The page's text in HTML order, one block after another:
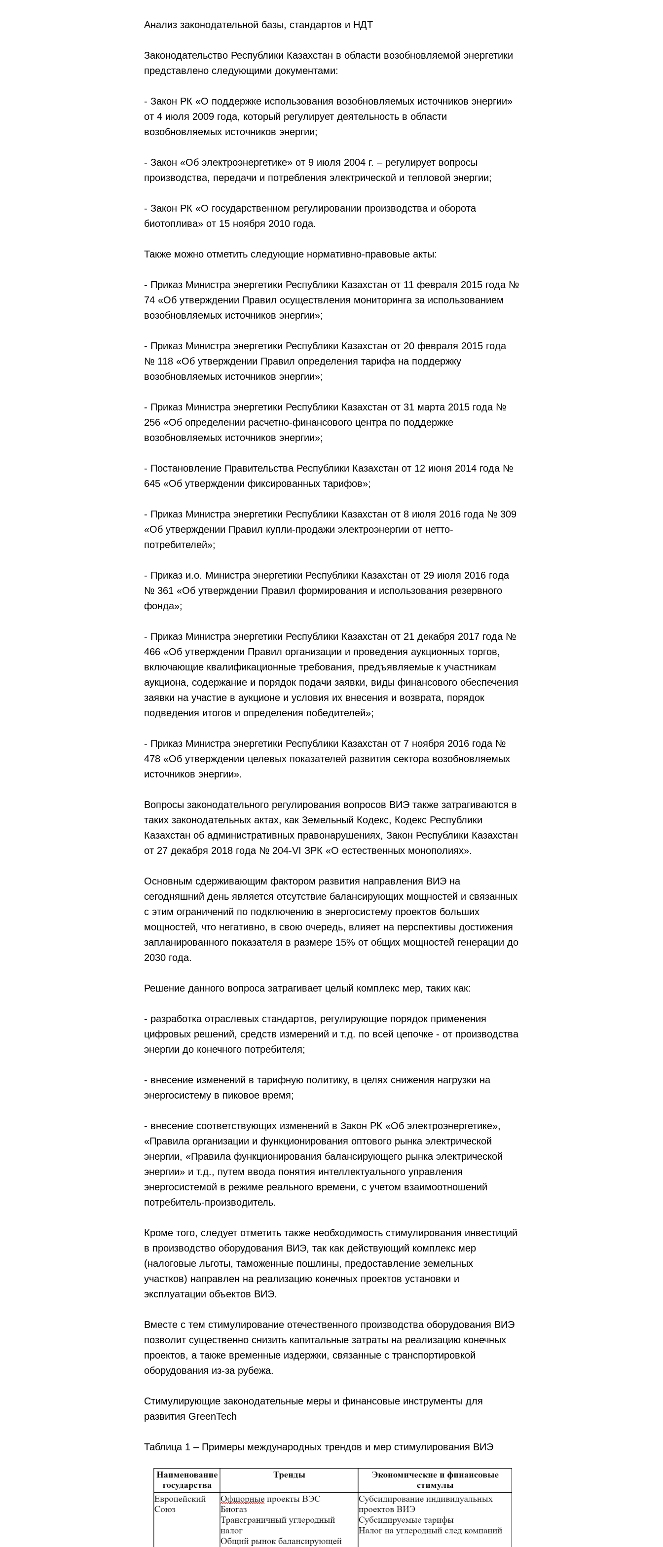
Анализ законодательной базы, стандартов и НДТ
Законодательство Республики Казахстан в области возобновляемой энергетики
представлено следующими документами:
- Закон РК «О поддержке использования возобновляемых источников энергии»
от 4 июля 2009 года, который регулирует деятельность в области
возобновляемых источников энергии;
- Закон «Об электроэнергетике» от 9 июля 2004 г. – регулирует вопросы
производства, передачи и потребления электрической и тепловой энергии;
- Закон РК «О государственном регулировании производства и оборота
биотоплива» от 15 ноября 2010 года.
Также можно отметить следующие нормативно-правовые акты:
- Приказ Министра энергетики Республики Казахстан от 11 февраля 2015 года №
74 «Об утверждении Правил осуществления мониторинга за использованием
возобновляемых источников энергии»;
- Приказ Министра энергетики Республики Казахстан от 20 февраля 2015 года
№ 118 «Об утверждении Правил определения тарифа на поддержку
возобновляемых источников энергии»;
- Приказ Министра энергетики Республики Казахстан от 31 марта 2015 года №
256 «Об определении расчетно-финансового центра по поддержке
возобновляемых источников энергии»;
- Постановление Правительства Республики Казахстан от 12 июня 2014 года №
645 «Об утверждении фиксированных тарифов»;
- Приказ Министра энергетики Республики Казахстан от 8 июля 2016 года № 309
«Об утверждении Правил купли-продажи электроэнергии от нетто-
потребителей»;
- Приказ и.о. Министра энергетики Республики Казахстан от 29 июля 2016 года
№ 361 «Об утверждении Правил формирования и использования резервного
фонда»;
- Приказ Министра энергетики Республики Казахстан от 21 декабря 2017 года №
466 «Об утверждении Правил организации и проведения аукционных торгов,
включающие квалификационные требования, предъявляемые к участникам
аукциона, содержание и порядок подачи заявки, виды финансового обеспечения
заявки на участие в аукционе и условия их внесения и возврата, порядок
подведения итогов и определения победителей»;
- Приказ Министра энергетики Республики Казахстан от 7 ноября 2016 года №
478 «Об утверждении целевых показателей развития сектора возобновляемых
источников энергии».
Вопросы законодательного регулирования вопросов ВИЭ также затрагиваются в
таких законодательных актах, как Земельный Кодекс, Кодекс Республики
Казахстан об административных правонарушениях, Закон Республики Казахстан
от 27 декабря 2018 года № 204-VІ ЗРК «О естественных монополиях».
Основным сдерживающим фактором развития направления ВИЭ на
сегодняшний день является отсутствие балансирующих мощностей и связанных
с этим ограничений по подключению в энергосистему проектов больших
мощностей, что негативно, в свою очередь, влияет на перспективы достижения
запланированного показателя в размере 15% от общих мощностей генерации до
2030 года.
Решение данного вопроса затрагивает целый комплекс мер, таких как:
- разработка отраслевых стандартов, регулирующие порядок применения
цифровых решений, средств измерений и т.д. по всей цепочке - от производства
энергии до конечного потребителя;
- внесение изменений в тарифную политику, в целях снижения нагрузки на
энергосистему в пиковое время;
- внесение соответствующих изменений в Закон РК «Об электроэнергетике»,
«Правила организации и функционирования оптового рынка электрической
энергии, «Правила функционирования балансирующего рынка электрической
энергии» и т.д., путем ввода понятия интеллектуального управления
энергосистемой в режиме реального времени, с учетом взаимоотношений
потребитель-производитель.
Кроме того, следует отметить также необходимость стимулирования инвестиций
в производство оборудования ВИЭ, так как действующий комплекс мер
(налоговые льготы, таможенные пошлины, предоставление земельных
участков) направлен на реализацию конечных проектов установки и
эксплуатации объектов ВИЭ.
Вместе с тем стимулирование отечественного производства оборудования ВИЭ
позволит существенно снизить капитальные затраты на реализацию конечных
проектов, а также временные издержки, связанные с транспортировкой
оборудования из-за рубежа.
Стимулирующие законодательные меры и финансовые инструменты для
развития GreenTech
Таблица 1 – Примеры международных трендов и мер стимулирования ВИЭ